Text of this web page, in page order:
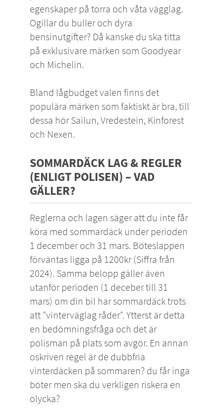
egenskaper på torra och våta vägglag.
Ogillar du buller och dyra
bensinutgifter? Då kanske du ska titta
på exklusivare märken som Goodyear
och Michelin.
Bland lågbudget valen finns det
populära märken som faktiskt är bra, till
dessa hörSailun,Vredestein, Kinforest
och Nexen.
SOMMARDÄCK LAG & REGLER
(ENLIGT POLISEN) – VAD
GÄLLER?
Reglerna och lagen säger att du inte får
köra med sommardäck under perioden
1 december och 31 mars. Böteslappen
förväntas ligga på 1200kr (Siffra från
2024). Samma belopp gäller även
utanför perioden (1 deceber till 31
mars) om din bil har sommardäck trots
att "vinterväglag råder". Ytterst är detta
en bedömningsfråga och det är
polisman på plats som avgör. En annan
oskriven regel är de dubbfria
vinterdäcken på sommaren? du får inga
böter men ska du verkligen riskera en
olycka?